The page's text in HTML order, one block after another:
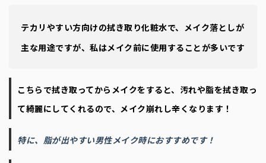
テカリやすい方向けの拭き取り化粧水で、メイク落としが
主な用途ですが、私はメイク前に使用することが多いです
こちらで拭き取ってからメイクをすると、汚れや脂を拭き取っ
て綺麗にしてくれるので、メイク崩れし辛くなります！
特に、脂が出やすい男性メイク時におすすめです！